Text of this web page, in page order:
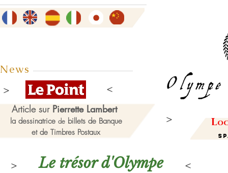
News
Article sur Pierrette Lambert
la dessinatrice debillets de Banque
et de Timbres Postaux
L
Le trésor d'Olympe